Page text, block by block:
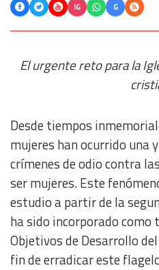
IG G
El urgente reto para la
Desde tiempos
mujeres han ocurrido una
crímenes de odio contra
ser mujeres. Este
estudio a partir de la
ha sido incorporado como
Objetivos de Desarrollo
fin de erradicar este